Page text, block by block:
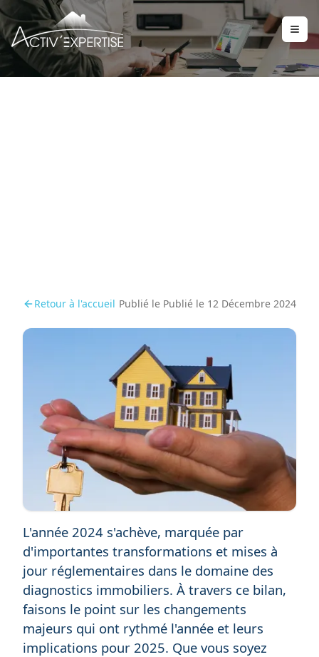
Retour à l'accueil Publié le Publié le 12 Décembre 2024
L'année 2024 s'achève, marquée par
d'importantes transformations et mises à
jour réglementaires dans le domaine des
diagnostics immobiliers. À travers ce bilan,
faisons le point sur les changements
majeurs qui ont rythmé l'année et leurs
implications pour 2025. Que vous soyez